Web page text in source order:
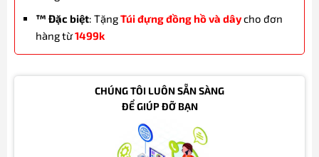
™ Đặc biệt: TặngTúi đựng đồng hồ và dâycho đơn
hàng từ1499k
CHÚNG TÔI LUÔN SẴN SÀNG
ĐỂ GIÚP ĐỠ BẠN